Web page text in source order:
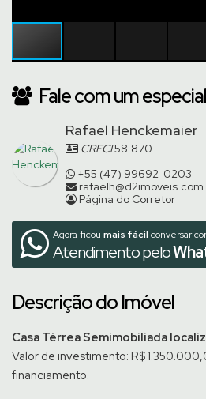
Fale com um
Rafael Henckemaier
CRECI58.870
+55 (47) 99692-0203
rafaelh@d2imoveis.com
Página do Corretor
Agora ficou mais fácil conversar
Atendimento pelo
Descrição do Imóvel
Casa Térrea Semimobiliada
Valor de investimento: R$
financiamento.